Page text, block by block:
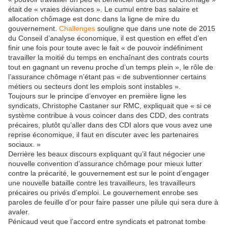
était de « vraies déviances ». Le cumul entre bas salaire et
allocation chômage est donc dans la ligne de mire du
gouvernement. Challenges souligne que dans une note de 2015
du Conseil d’analyse économique, il est question en effet d’en
finir une fois pour toute avec le fait « de pouvoir indéfiniment
travailler la moitié du temps en enchaînant des contrats courts
tout en gagnant un revenu proche d’un temps plein », le rôle de
l’assurance chômage n’étant pas « de subventionner certains
métiers ou secteurs dont les emplois sont instables ».
Toujours sur le principe d’envoyer en première ligne les
syndicats, Christophe Castaner sur RMC, expliquait que « si ce
système contribue à vous coincer dans des CDD, des contrats
précaires, plutôt qu’aller dans des CDI alors que vous avez une
reprise économique, il faut en discuter avec les partenaires
sociaux. »
Derrière les beaux discours expliquant qu’il faut négocier une
nouvelle convention d’assurance chômage pour mieux lutter
contre la précarité, le gouvernement est sur le point d’engager
une nouvelle bataille contre les travailleurs, les travailleurs
précaires ou privés d’emploi. Le gouvernement enrobe ses
paroles de feuille d’or pour faire passer une pilule qui sera dure à
avaler.
Pénicaud veut que l’accord entre syndicats et patronat tombe